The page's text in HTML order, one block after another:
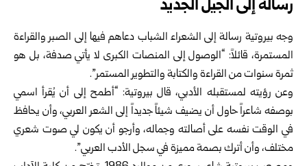
رسالة إلى الجيل الجديد
وجه بيروتية رسالة إلى الشعراء الشباب دعاهم فيها إلى الصبر والقراءة
المستمرة، قائلاً: “الوصول إلى المنصات الكبرى لا يأتي صدفة، بل هو
ثمرة سنوات من القراءة والكتابة والتطوير المستمر”.
وعن رؤيته لمستقبله الأدبي، قال بيروتية: “أطمح إلى أن يُقرأ اسمي
بوصفه شاعراً حاول أن يضيف شيئاً جديداً إلى الشعر العربي، وأن يحافظ
في الوقت نفسه على أصالته وجماله، وأرجو أن يكون لي صوت شعري
مختلف، وأن أترك بصمة مميزة في سجل الأدب العربي”.